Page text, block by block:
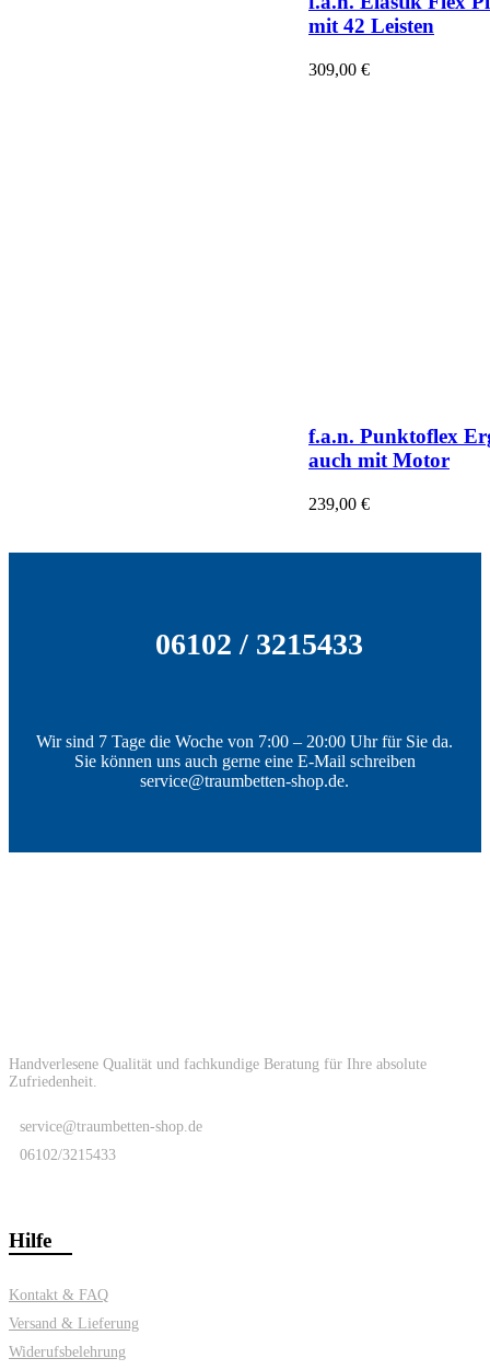
mit 42 Leisten
309,00 €
f.a.n. Punktoflex
auch mit Motor
239,00 €
06102 / 3215433
Wir sind 7 Tage die Woche von 7:00 – 20:00 Uhr für Sie da.
Sie können uns auch gerne eine E-Mail schreiben
service@traumbetten-shop.de.
Handverlesene Qualität und fachkundige Beratung für Ihre absolute
Zufriedenheit.
service@traumbetten-shop.de
06102/3215433
Hilfe
Kontakt & FAQ
Versand & Lieferung
Widerufsbelehrung